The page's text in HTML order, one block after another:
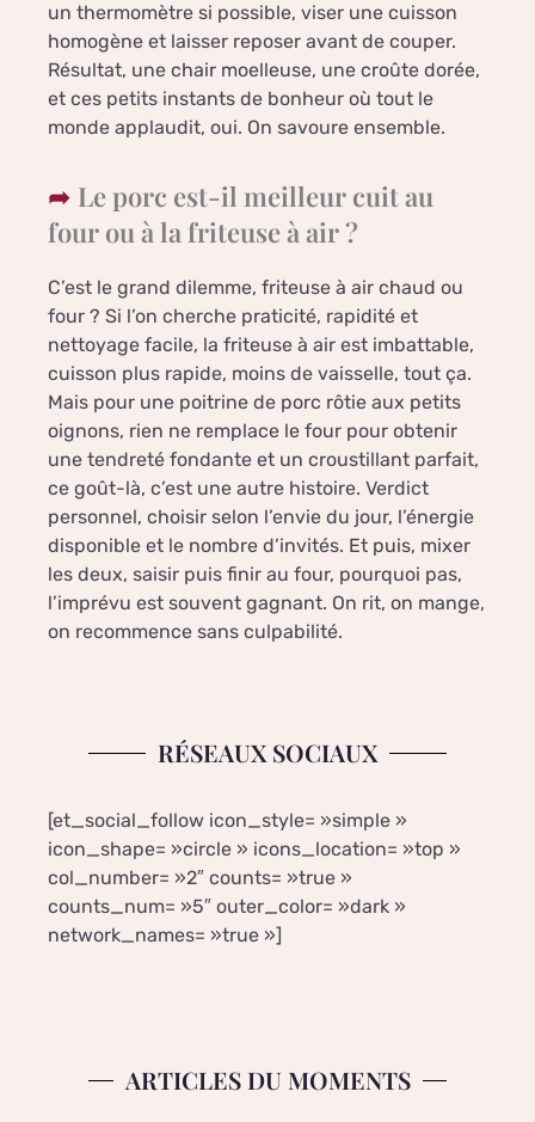
un thermomètre si possible, viser une cuisson
homogène et laisser reposer avant de couper.
Résultat, une chair moelleuse, une croûte dorée,
et ces petits instants de bonheur où tout le
monde applaudit, oui. On savoure ensemble.
Le porc est-il meilleur cuit au
four ou à la friteuse à air ?
C’est le grand dilemme, friteuse à air chaud ou
four ? Si l’on cherche praticité, rapidité et
nettoyage facile, la friteuse à air est imbattable,
cuisson plus rapide, moins de vaisselle, tout ça.
Mais pour une poitrine de porc rôtie aux petits
oignons, rien ne remplace le four pour obtenir
une tendreté fondante et un croustillant parfait,
ce goût-là, c’est une autre histoire. Verdict
personnel, choisir selon l’envie du jour, l’énergie
disponible et le nombre d’invités. Et puis, mixer
les deux, saisir puis finir au four, pourquoi pas,
l’imprévu est souvent gagnant. On rit, on mange,
on recommence sans culpabilité.
RÉSEAUX SOCIAUX
[et_social_follow icon_style= »simple »
icon_shape= »circle » icons_location= »top »
col_number= »2″ counts= »true »
counts_num= »5″ outer_color= »dark »
network_names= »true »]
ARTICLES DU MOMENTS